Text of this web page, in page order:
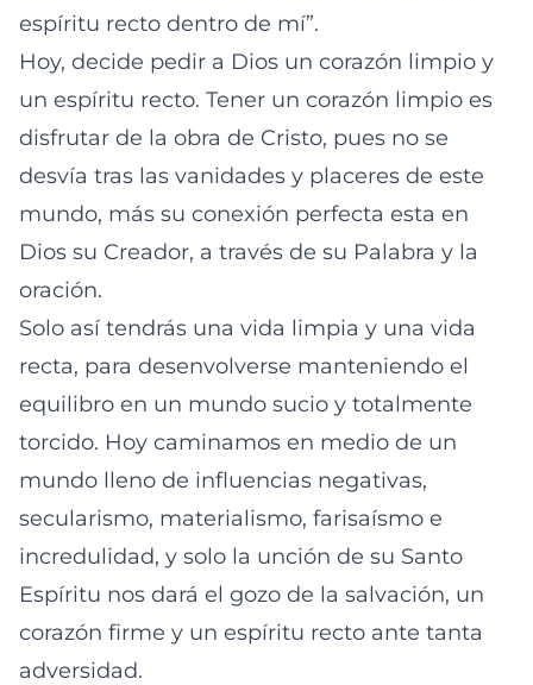
espíritu recto dentro de mí”.
Hoy, decide pedir a Dios un corazón limpio y
un espíritu recto. Tener un corazón limpio es
disfrutar de la obra de Cristo, pues no se
desvía tras las vanidades y placeres de este
mundo, más su conexión perfecta esta en
Dios su Creador, a través de su Palabra y la
oración.
Solo así tendrás una vida limpia y una vida
recta, para desenvolverse manteniendo el
equilibro en un mundo sucio y totalmente
torcido. Hoy caminamos en medio de un
mundo lleno de influencias negativas,
secularismo, materialismo, farisaísmo e
incredulidad, y solo la unción de su Santo
Espíritu nos dará el gozo de la salvación, un
corazón firme y un espíritu recto ante tanta
adversidad.